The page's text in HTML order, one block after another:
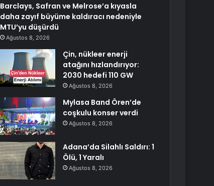
Barclays, Safran ve Melrose’a kıyasla
daha zayıf büyüme kaldıracı nedeniyle
MTU’yu düşürdü
Ağustos 8, 2026
Çin, nükleer enerji
atağını hızlandırıyor:
2030 hedefi 110 GW
Ağustos 8, 2026
Mylasa Band Ören’de
coşkulu konser verdi
Ağustos 8, 2026
Adana’da Silahlı Saldırı: 1
Ölü, 1 Yaralı
Ağustos 8, 2026